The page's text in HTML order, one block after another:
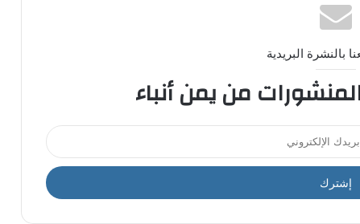
بالنشرة البريدية
من يمن أنباء